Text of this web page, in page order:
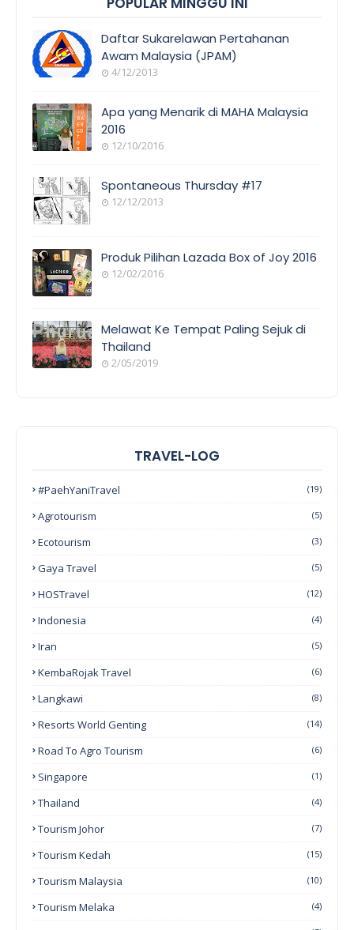
Daftar Sukarelawan Pertahanan
Awam Malaysia (JPAM)
4/12/2013
Apa yang Menarik di MAHA Malaysia
2016
12/10/2016
Spontaneous Thursday #17
12/12/2013
Produk Pilihan Lazada Box of Joy 2016
12/02/2016
Melawat Ke Tempat Paling Sejuk di
Thailand
2/05/2019
TRAVEL-LOG
#PaehYaniTravel (19)
Agrotourism (5)
Ecotourism (3)
Gaya Travel (5)
HOSTravel (12)
Indonesia (4)
Iran (5)
KembaRojak Travel (6)
Langkawi (8)
Resorts World Genting (14)
Road To Agro Tourism (6)
Singapore (1)
Thailand (4)
Tourism Johor (7)
Tourism Kedah (15)
Tourism Malaysia (10)
Tourism Melaka (4)